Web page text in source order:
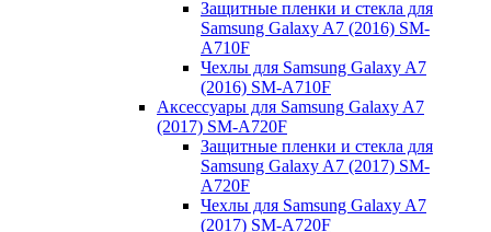
Защитные пленки и стекла для
Samsung Galaxy A7 (2016) SM-
A710F
Чехлы для Samsung Galaxy A7
(2016) SM-A710F
Аксессуары для Samsung Galaxy A7
(2017) SM-A720F
Защитные пленки и стекла для
Samsung Galaxy A7 (2017) SM-
A720F
Чехлы для Samsung Galaxy A7
(2017) SM-A720F